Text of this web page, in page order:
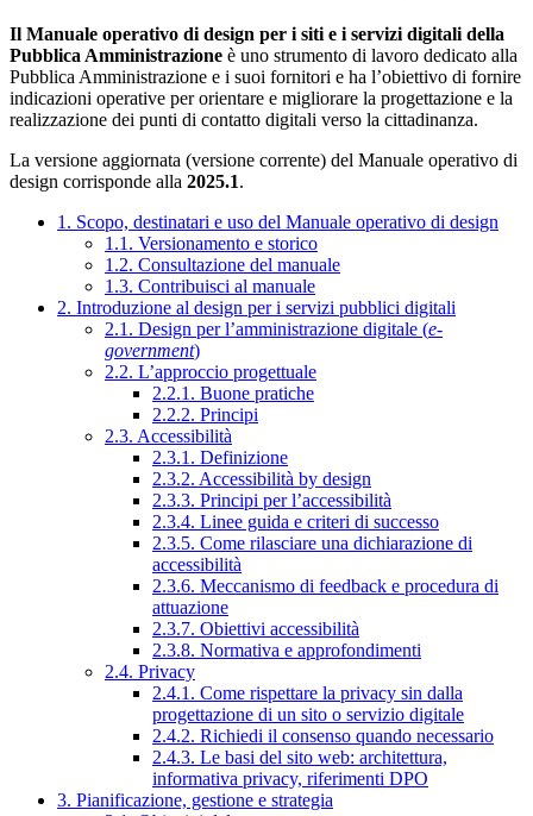
Il Manuale operativo di design per i siti e i servizi digitali della
Pubblica Amministrazione è uno strumento di lavoro dedicato alla
Pubblica Amministrazione e i suoi fornitori e ha l’obiettivo di fornire
indicazioni operative per orientare e migliorare la progettazione e la
realizzazione dei punti di contatto digitali verso la cittadinanza.
La versione aggiornata (versione corrente) del Manuale operativo di
design corrisponde alla 2025.1.
1. Scopo, destinatari e uso del Manuale operativo di design
1.1. Versionamento e storico
1.2. Consultazione del manuale
1.3. Contribuisci al manuale
2. Introduzione al design per i servizi pubblici digitali
2.1. Design per l’amministrazione digitale (e-
government)
2.2. L’approccio progettuale
2.2.1. Buone pratiche
2.2.2. Principi
2.3. Accessibilità
2.3.1. Definizione
2.3.2. Accessibilità by design
2.3.3. Principi per l’accessibilità
2.3.4. Linee guida e criteri di successo
2.3.5. Come rilasciare una dichiarazione di
accessibilità
2.3.6. Meccanismo di feedback e procedura di
attuazione
2.3.7. Obiettivi accessibilità
2.3.8. Normativa e approfondimenti
2.4. Privacy
2.4.1. Come rispettare la privacy sin dalla
progettazione di un sito o servizio digitale
2.4.2. Richiedi il consenso quando necessario
2.4.3. Le basi del sito web: architettura,
informativa privacy, riferimenti DPO
3. Pianificazione, gestione e strategia